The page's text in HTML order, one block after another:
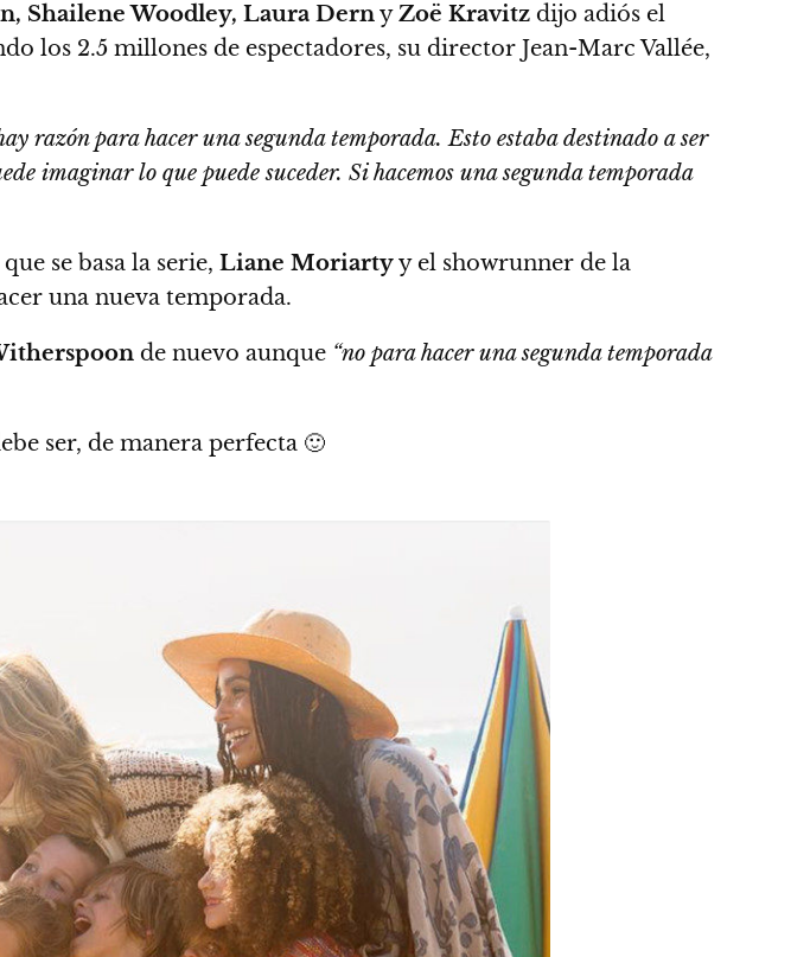
Shailene Woodley, Laura DernyZoë Kravitz dijo adiós el
los 2.5 millones de espectadores, su director Jean-Marc Vallée,
razón para hacer una segunda temporada. Esto estaba destinado a ser
imaginar lo que puede suceder. Si hacemos una segunda temporada
se basa la serie, Liane Moriartyy el showrunner de la
una nueva temporada.
de nuevo aunque “no para hacer una segunda temporada
ser, de manera perfecta 🙂